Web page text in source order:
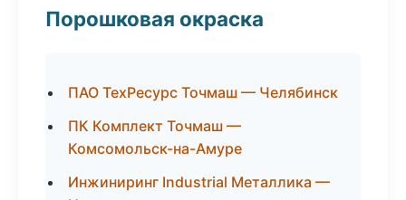
Порошковая окраска
ПАО ТехРесурс Точмаш — Челябинск
ПК Комплект Точмаш —
Комсомольск-на-Амуре
Инжиниринг Industrial Металлика —